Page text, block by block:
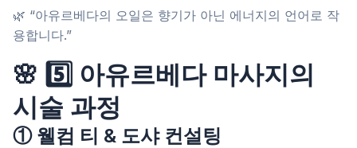
🌿 “아유르베다의 오일은 향기가 아닌 에너지의 언어로 작
용합니다.”
🌸 5️⃣ 아유르베다 마사지의
시술 과정
① 웰컴 티 & 도샤 컨설팅